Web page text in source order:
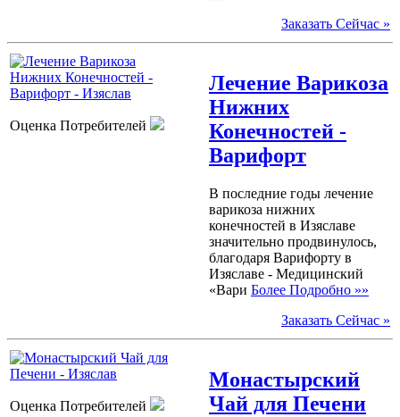
Заказать Сейчас »
Оценка Потребителей
Лечение Варикоза
Нижних
Конечностей -
Варифорт
В последние годы лечение
варикоза нижних
конечностей в Изяславе
значительно продвинулось,
благодаря Варифорту в
Изяславе - Медицинский
«Вари Более Подробно »»
Заказать Сейчас »
Оценка Потребителей
Монастырский
Чай для Печени